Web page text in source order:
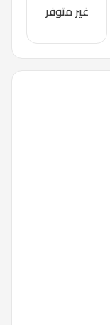
غير متوفر